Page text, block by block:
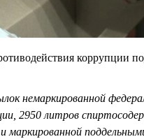
коррупции
немаркированной
2950 литров
маркированной